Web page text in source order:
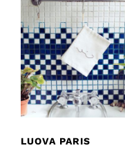
LUOVA PARIS